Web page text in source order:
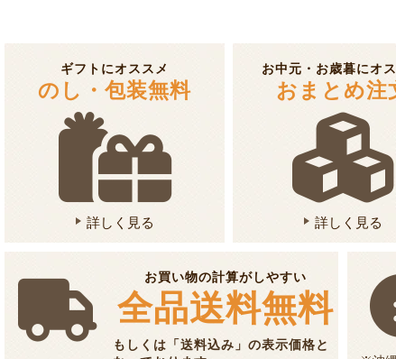
ギフトにオススメ
のし・包装無料
詳しく見る
お中元・お歳暮にオ
おまとめ注
詳しく見る
お買い物の計算がしやすい
全品送料無料
もしくは「送料込み」の表示価格と